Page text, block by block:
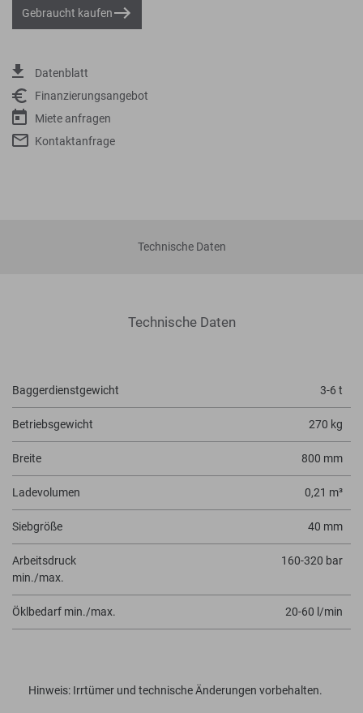
Gebraucht kaufen
Datenblatt
Finanzierungsangebot
Miete anfragen
Kontaktanfrage
Technische Daten
Technische Daten
Baggerdienstgewicht 3-6 t
Betriebsgewicht 270 kg
Breite 800 mm
Ladevolumen 0,21 m³
Siebgröße 40 mm
Arbeitsdruck
min./max.
160-320 bar
Öklbedarf min./max. 20-60 l/min
Hinweis: Irrtümer und technische Änderungen vorbehalten.